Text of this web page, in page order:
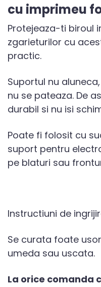
cu imprimeu
Protejeaza-ti biroul
zgarieturilor cu
practic.
Suportul nu
nu se pateaza. De
durabil si nu isi
Poate fi folosit cu
suport pentru
pe blaturi sau
Instructiuni de
Se curata foate
umeda sau uscata.
La orice comanda